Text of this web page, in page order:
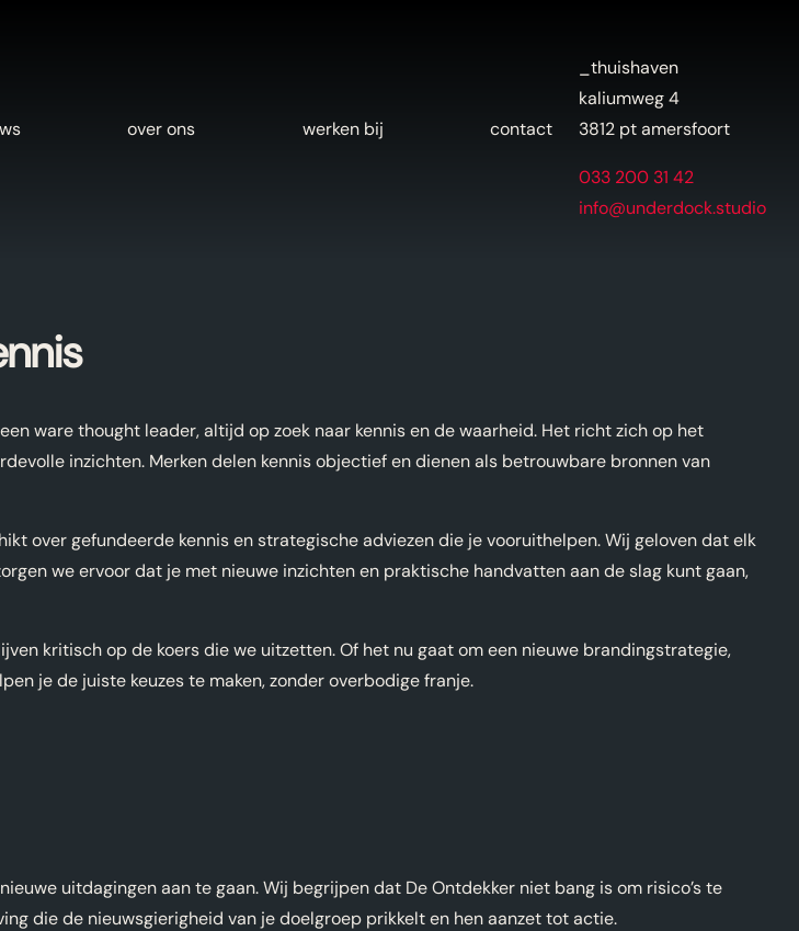
over ons werken bij contact
_thuishaven
kaliumweg 4
3812 pt amersfoort
033 200 31 42
info@underdock.studio
ware thought leader, altijd op zoek naar kennis en de waarheid. Het richt zich op het
inzichten. Merken delen kennis objectief en dienen als betrouwbare bronnen van
over gefundeerde kennis en strategische adviezen die je vooruithelpen. Wij geloven dat elk
we ervoor dat je met nieuwe inzichten en praktische handvatten aan de slag kunt gaan,
kritisch op de koers die we uitzetten. Of het nu gaat om een nieuwe brandingstrategie,
je de juiste keuzes te maken, zonder overbodige franje.
uitdagingen aan te gaan. Wij begrijpen dat De Ontdekker niet bang is om risico’s te
die de nieuwsgierigheid van je doelgroep prikkelt en hen aanzet tot actie.